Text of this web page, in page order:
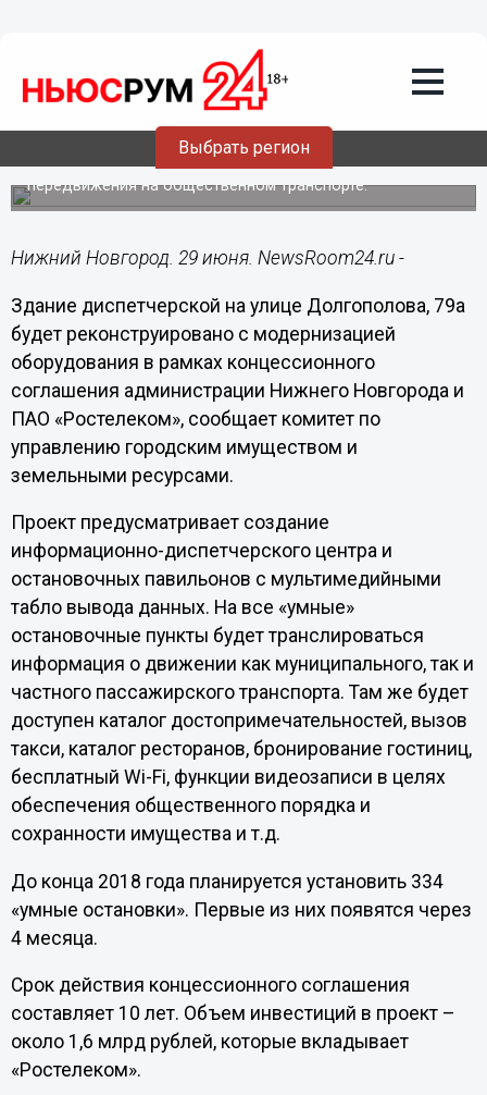
Выбрать регион
29.06.201809:39
«Умные остановки» появятся в
Нижнем Новгороде осенью
Они помогут нижегородцам планировать свои
передвижения на общественном транспорте.
Нижний Новгород. 29 июня. NewsRoom24.ru -
Здание диспетчерской на улице Долгополова, 79а
будет реконструировано с модернизацией
оборудования в рамках концессионного
соглашения администрации Нижнего Новгорода и
ПАО «Ростелеком», сообщает комитет по
управлению городским имуществом и
земельными ресурсами.
Проект предусматривает создание
информационно-диспетчерского центра и
остановочных павильонов с мультимедийными
табло вывода данных. На все «умные»
остановочные пункты будет транслироваться
информация о движении как муниципального, так и
частного пассажирского транспорта. Там же будет
доступен каталог достопримечательностей, вызов
такси, каталог ресторанов, бронирование гостиниц,
бесплатный Wi-Fi, функции видеозаписи в целях
обеспечения общественного порядка и
сохранности имущества и т.д.
До конца 2018 года планируется установить 334
«умные остановки». Первые из них появятся через
4 месяца.
Срок действия концессионного соглашения
составляет 10 лет. Объем инвестиций в проект –
около 1,6 млрд рублей, которые вкладывает
«Ростелеком».